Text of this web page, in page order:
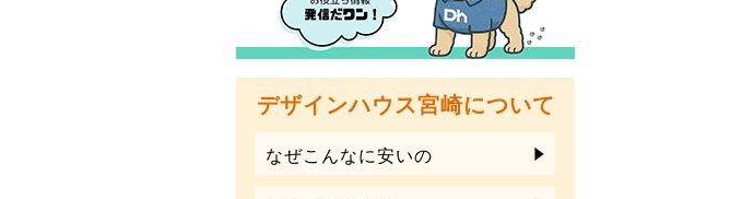
デザインハウス宮崎について
なぜこんなに安いの